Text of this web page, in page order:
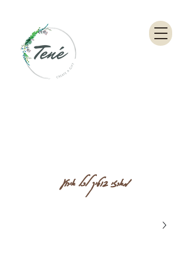
מארזי בוטיק לכל אירוע